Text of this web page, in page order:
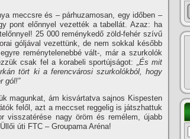
meccsre és – párhuzamosan, egy időben –
pont előnnyel vezették a tabellát. Azaz: ha
25 000 reménykedő zöld-fehér szí­vű
góljával vezettünk, de nem sokkal később
reménytelenebbé vált-, már a szurkolók
csak fel a korabeli sportújságot: „És mit
tört ki a ferencvárosi szurkolókból, hogy
gól!”
magunkat, ám kisvártatva sajnos Kispesten
felől, azt a meccset reggelig is játszhattuk
visszatérése nagy öröm és remélem, újabb
úti FTC – Groupama Aréna!